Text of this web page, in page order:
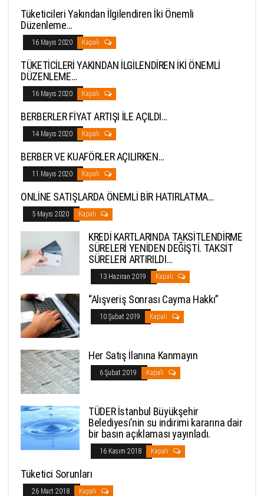
Tüketicileri Yakından İlgilendiren İki Önemli
Düzenleme…
16 Mayıs 2020 Kapalı
TÜKETİCİLERİ YAKINDAN İLGİLENDİREN İKİ ÖNEMLİ
DÜZENLEME…
16 Mayıs 2020 Kapalı
BERBERLER FİYAT ARTIŞI İLE AÇILDI…
14 Mayıs 2020 Kapalı
BERBER VE KUAFÖRLER AÇILIRKEN…
11 Mayıs 2020 Kapalı
ONLİNE SATIŞLARDA ÖNEMLİ BİR HATIRLATMA…
5 Mayıs 2020 Kapalı
KREDİ KARTLARINDA TAKSİTLENDİRME
SÜRELERİ YENİDEN DEĞİŞTİ. TAKSİT
SÜRELERİ ARTIRILDI…
13 Haziran 2019 Kapalı
“Alışveriş Sonrası Cayma Hakkı”
10 Şubat 2019 Kapalı
Her Satış İlanına Kanmayın
6 Şubat 2019 Kapalı
TÜDER İstanbul Büyükşehir
Belediyesi’nin su indirimi kararına dair
bir basın açıklaması yayınladı.
16 Kasım 2018 Kapalı
Tüketici Sorunları
26 Mart 2018 Kapalı